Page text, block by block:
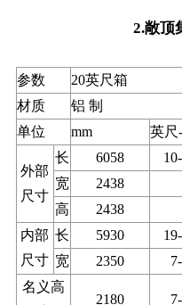
2.敞顶
参数 20英尺箱
材质
铝 制
单位
mm 英尺
外部
尺寸
长 6058
宽
2438
高
2438
内部
尺寸
长 5930
宽
2350
名义高
2180